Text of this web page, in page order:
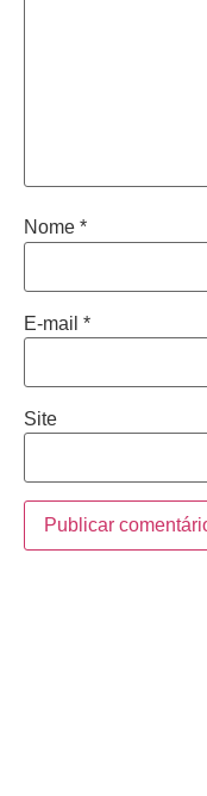
Nome *
E-mail *
Site